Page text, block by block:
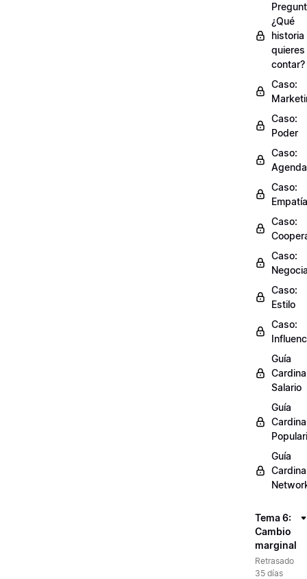
¿Qué
historia
quieres
contar?
Caso:
Caso:
Poder
Caso:
Agenda
Caso:
Empatía
Caso:
Caso:
Caso:
Estilo
Caso:
Guía
Salario
Guía
Guía
Tema 6:
Cambio
marginal
Retrasado
35 días